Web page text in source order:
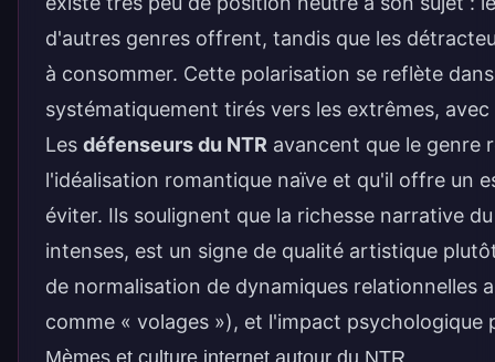
d'autres genres offrent, tandis que les
à consommer. Cette polarisation se reflète
systématiquement tirés vers les extrêmes,
Les défenseurs du NTR avancent que le genre
l'idéalisation romantique naïve et qu'il offre un
éviter. Ils soulignent que la richesse narrative
intenses, est un signe de qualité artistique
de normalisation de dynamiques relationnelles
comme « volages »), et l'impact
Mèmes et culture internet autour du NTR